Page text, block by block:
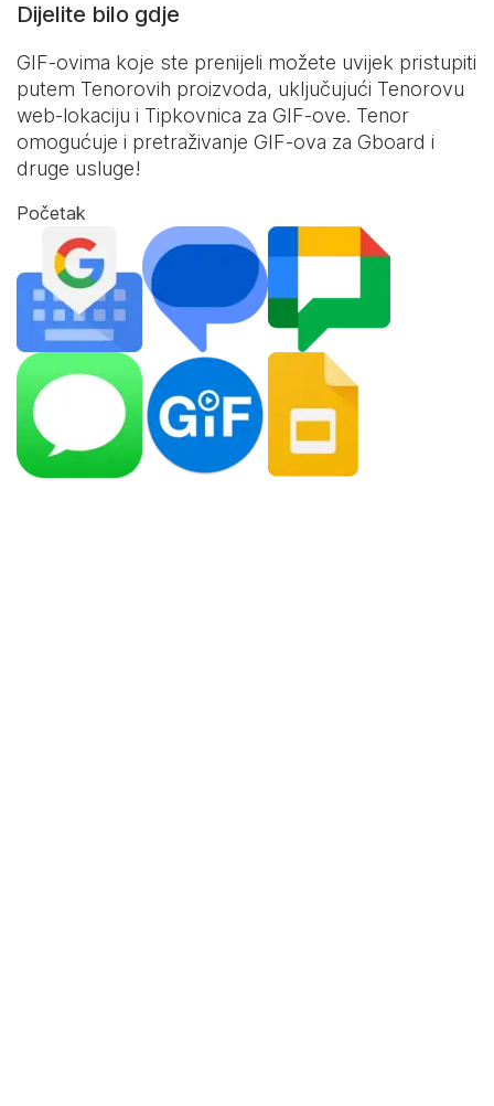
Dijelite bilo gdje
GIF-ovima koje ste prenijeli možete uvijek pristupiti
putem Tenorovih proizvoda, uključujući Tenorovu
web-lokaciju i Tipkovnica za GIF-ove. Tenor
omogućuje i pretraživanje GIF-ova za Gboard i
druge usluge!
Početak